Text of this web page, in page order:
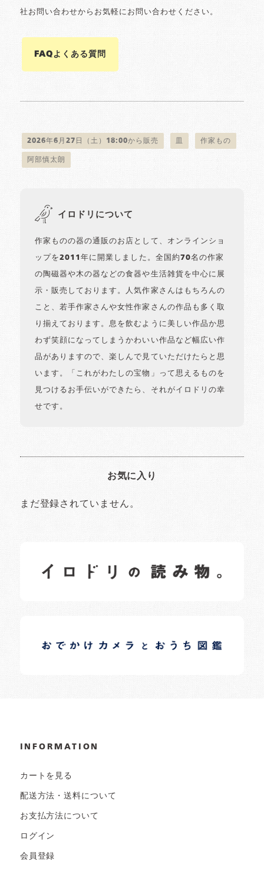
社お問い合わせからお気軽にお問い合わせください。
FAQよくある質問
2026年6月27日（土）18:00から販売 作家もの
阿部慎太朗
イロドリについて
作家ものの器の通販のお店として、オンラインショ
ップを2011年に開業しました。全国約70名の作家
の陶磁器や木の器などの食器や生活雑貨を中心に展
示・販売しております。人気作家さんはもちろんの
こと、若手作家さんや女性作家さんの作品も多く取
り揃えております。息を飲むように美しい作品か思
わず笑顔になってしまうかわいい作品など幅広い作
品がありますので、楽しんで見ていただけたらと思
います。「これがわたしの宝物」って思えるものを
見つけるお手伝いができたら、それがイロドリの幸
せです。
お気に入り
まだ登録されていません。
日常の様子など随時更新中です。
日常の様子など随時更新中です。
INFORMATION
カートを見る
配送方法・送料について
お支払方法について
ログイン
会員登録